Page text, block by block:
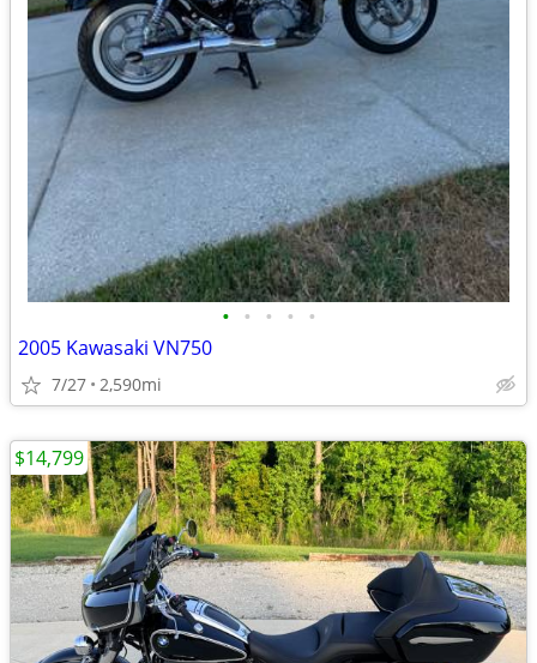
• • • • •
2005 Kawasaki VN750
7/27 2,590mi
$14,799